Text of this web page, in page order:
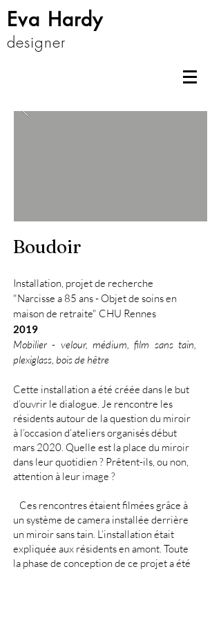
Eva Hardy
designer
Boudoir
Installation, projet de recherche
"Narcisse a 85 ans - Objet de soins en
maison de retraite" CHU Rennes
2019
Mobilier - velour, médium, film sans tain,
plexiglass, bois de hêtre
Cette installation a été créée dans le but
d’ouvrir le dialogue. Je rencontre les
résidents autour de la question du miroir
à l’occasion d’ateliers organisés début
mars 2020. Quelle est la place du miroir
dans leur quotidien ? Prêtent-ils, ou non,
attention à leur image ?
Ces rencontres étaient filmées grâce à
un système de camera installée derrière
un miroir sans tain. L’installation était
expliquée aux résidents en amont. Toute
la phase de conception de ce projet a été